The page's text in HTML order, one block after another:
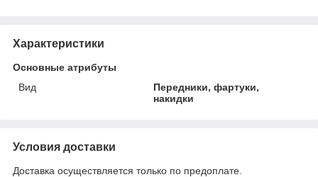
Характеристики
Основные атрибуты
Вид
Передники, фартуки,
накидки
Условия доставки
Доставка осуществляется только по предоплате.